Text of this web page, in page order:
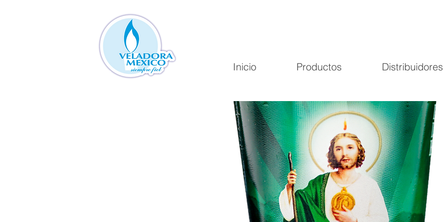
Inicio Productos Distribuidores